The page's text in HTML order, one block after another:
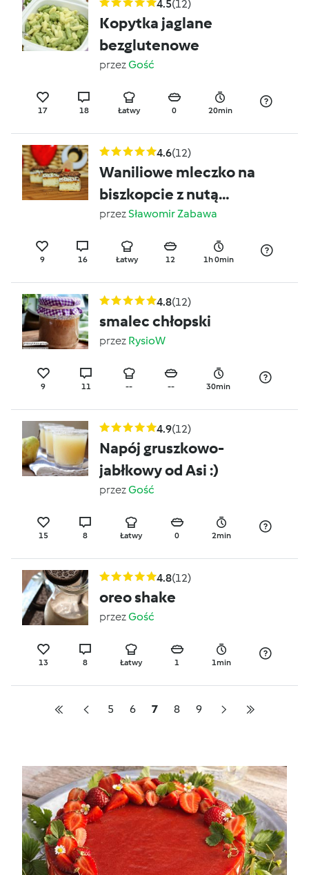
4.5(12)
Kopytka jaglane
bezglutenowe
przezGość
17 18 Łatwy 0 20min
4.6(12)
Waniliowe mleczko na
biszkopcie z nutą
czekolady
przezSławomir Zabawa
9 16 Łatwy 12 1h 0min
4.8(12)
smalec chłopski
przez RysioW
9 11 -- -- 30min
4.9(12)
Napój gruszkowo-
jabłkowy od Asi :)
przezGość
15 8 Łatwy 0 2min
4.8(12)
oreo shake
przezGość
13 8 Łatwy 1 1min
5 6 7 8 9